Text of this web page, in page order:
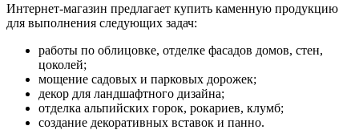
Интернет-магазин предлагает купить каменную продукцию
для выполнения следующих задач:
работы по облицовке, отделке фасадов домов, стен,
цоколей;
мощение садовых и парковых дорожек;
декор для ландшафтного дизайна;
отделка альпийских горок, рокариев, клумб;
создание декоративных вставок и панно.